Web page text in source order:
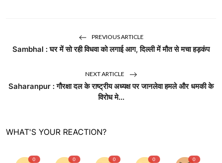
PREVIOUS ARTICLE
Sambhal : घर में सो रही विधवा को लगाई आग, दिल्ली में मौत से मचा हड़कंप
NEXT ARTICLE
Saharanpur : गौरक्षा दल के राष्ट्रीय अध्यक्ष पर जानलेवा हमले और धमकी के
विरोध मे...
WHAT'S YOUR REACTION?
0 0 0 0 0